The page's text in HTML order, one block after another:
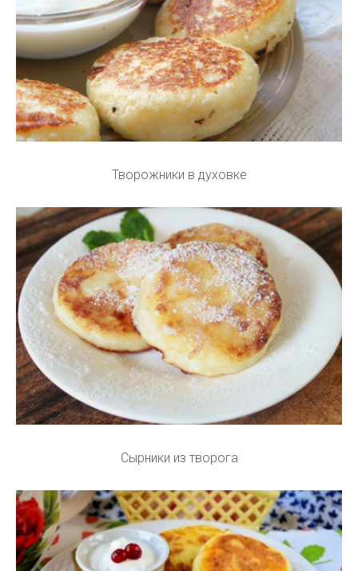
Творожники в духовке
Сырники из творога